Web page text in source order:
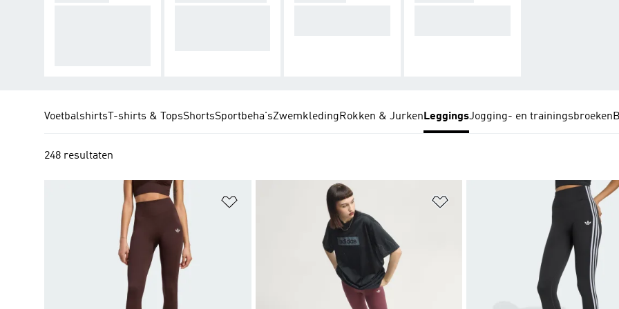
VoetbalshirtsT-shirts & TopsShortsSportbeha'sZwemkledingRokken & Jurken LeggingsJogging- en trainingsbroeken
248 resultaten
Op verlanglijst zetten